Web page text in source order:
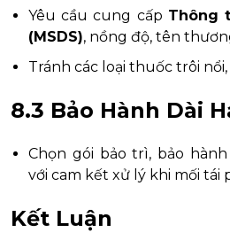
Yêu cầu cung cấp Thông
(MSDS), nồng độ, tên
Tránh các loại thuốc trôi
8.3 Bảo Hành Dài
Chọn gói bảo trì, bảo
với cam kết xử lý khi mối tái
Kết Luận